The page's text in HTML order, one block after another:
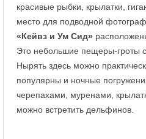
красивые рыбки, крылатки,
место для подводной
«Кейвз и Ум Сид»
Это небольшие пещеры-гроты
Нырять здесь можно
популярны и ночные
черепахами, муренами,
можно встретить дельфинов.